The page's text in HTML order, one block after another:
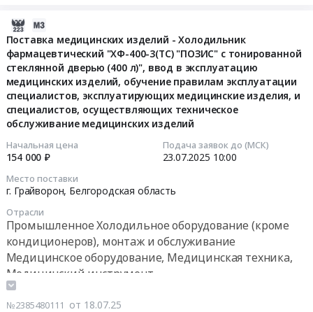
Поставка медицинских изделий - Холодильник
фармацевтический "ХФ-400-3(ТС) "ПОЗИС" с тонированной
стеклянной дверью (400 л)", ввод в эксплуатацию
медицинских изделий, обучение правилам эксплуатации
специалистов, эксплуатирующих медицинские изделия, и
специалистов, осуществляющих техническое
обслуживание медицинских изделий
Начальная цена
154 000 ₽
Подача заявок до (МСК)
23.07.2025 10:00
Место поставки
г. Грайворон, Белгородская область
Отрасли
Промышленное Холодильное оборудование (кроме
кондиционеров), монтаж и обслуживание
Медицинское оборудование, Медицинская техника,
Медицинский инструмент
Ремонт и обслуживание медицинской техники
№2385480111 от 18.07.25
400-